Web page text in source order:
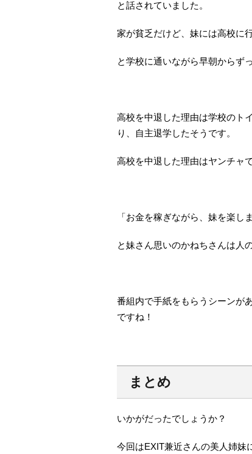
と話されていました。
家が貧乏だけど、妹には高校に
と学校に通いながら早朝からず
高校を中退した理由は学校のト
り、自主退学したそうです。
高校を中退した理由はヤンチャ
「お金を稼ぎながら、妹を楽し
と妹さん思いのかねちさんは人
番組内で手紙をもらうシーンが
ですね！
まとめ
いかがだったでしょうか？
今回はEXIT兼近さんの美人姉妹